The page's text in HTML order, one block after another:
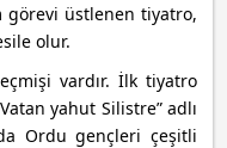
görevi üstlenen tiyatro,
olur.
vardır. İlk tiyatro
yahut Silistre” adlı
Ordu gençleri çeşitli